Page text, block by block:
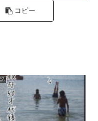
コピー